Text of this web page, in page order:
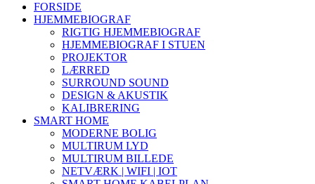
FORSIDE
HJEMMEBIOGRAF
RIGTIG HJEMMEBIOGRAF
HJEMMEBIOGRAF I STUEN
PROJEKTOR
LÆRRED
SURROUND SOUND
DESIGN & AKUSTIK
KALIBRERING
SMART HOME
MODERNE BOLIG
MULTIRUM LYD
MULTIRUM BILLEDE
NETVÆRK | WIFI | IOT